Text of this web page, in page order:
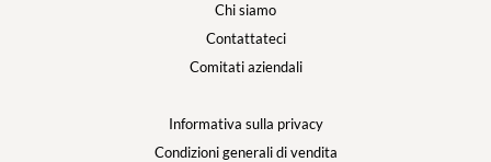
Chi siamo
Contattateci
Comitati aziendali
Informativa sulla privacy
Condizioni generali di vendita